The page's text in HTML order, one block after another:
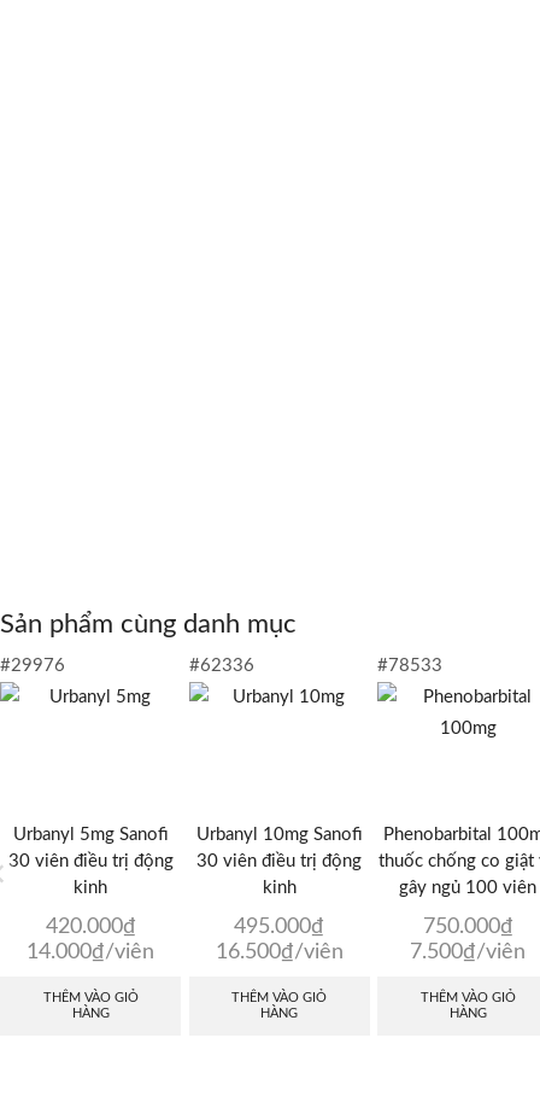
Sản phẩm cùng danh mục
#29976
Urbanyl 5mg Sanofi
30 viên điều trị động
kinh
420.000₫
14.000₫/viên
THÊM VÀO GIỎ
HÀNG
#62336
Urbanyl 10mg Sanofi
30 viên điều trị động
kinh
495.000₫
16.500₫/viên
THÊM VÀO GIỎ
HÀNG
#78533
Phenobarbital
thuốc chống co giật
gây ngủ 100 viên
750.000₫
7.500₫/viên
THÊM VÀO GIỎ
HÀNG